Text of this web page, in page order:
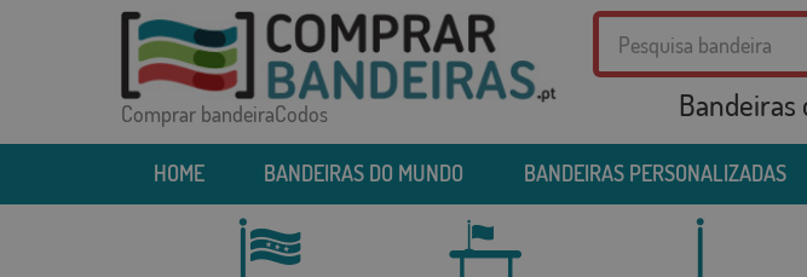
Comprar bandeiraCodos Bandeiras
HOME BANDEIRAS DO MUNDO BANDEIRAS PERSONALIZADAS